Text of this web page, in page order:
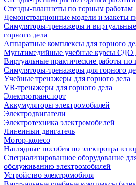
Стенды-планшеты по горным работам
Демонстрационные модели и макеты
Симуляторы-тренажеры и
горного дела
Аппаратные комплексы для горного
Мультимедийные учебные курсы СДО
Виртуальные практические работы по
Симуляторы-тренажеры для горного
Учебные тренажеры для горного дела
VR-тренажеры для горного дела
Электротранспорт
Аккумуляторы электромобилей
Электродвигатели
Электротехника электромобилей
Линейный двигатель
Мотор-колесо
Наглядные пособия по
Специализированное оборудование
обслуживанию электромобилей
Устройство электромобиля